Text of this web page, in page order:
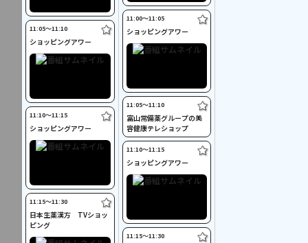
11:05〜11:10
ショッピングアワー
11:10〜11:15
ショッピングアワー
11:15〜11:30
日本生薬漢方 TVショッ
ピング
11:00〜11:05
ショッピングアワー
11:05〜11:10
富山常備薬グループの美
容健康テレショップ
11:10〜11:15
ショッピングアワー
11:15〜11:30